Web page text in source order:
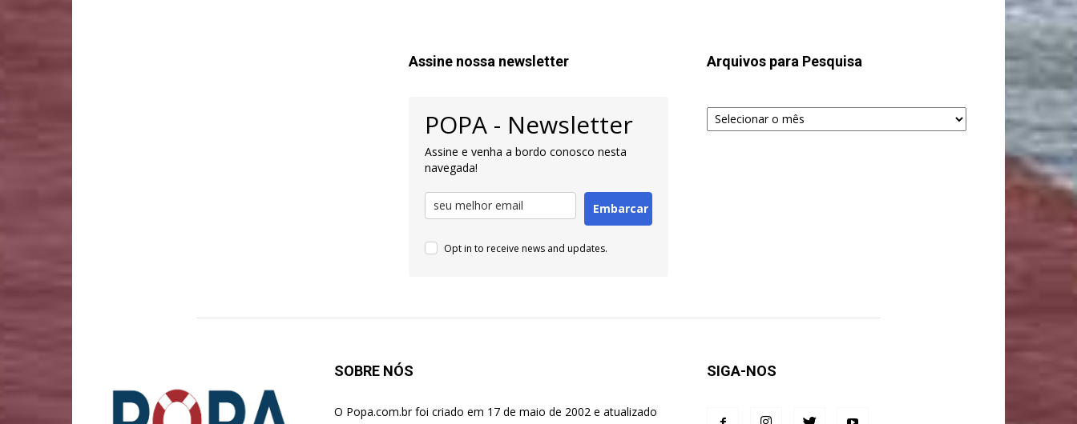
Assine nossa newsletter
POPA - Newsletter
Assine e venha a bordo conosco nesta
navegada!
Embarcar
Opt in to receive news and updates.
Arquivos para Pesquisa
Arquivos
para
SOBRE NÓS
O Popa.com.br foi criado em 17 de maio de 2002 e atualizado
SIGA-NOS